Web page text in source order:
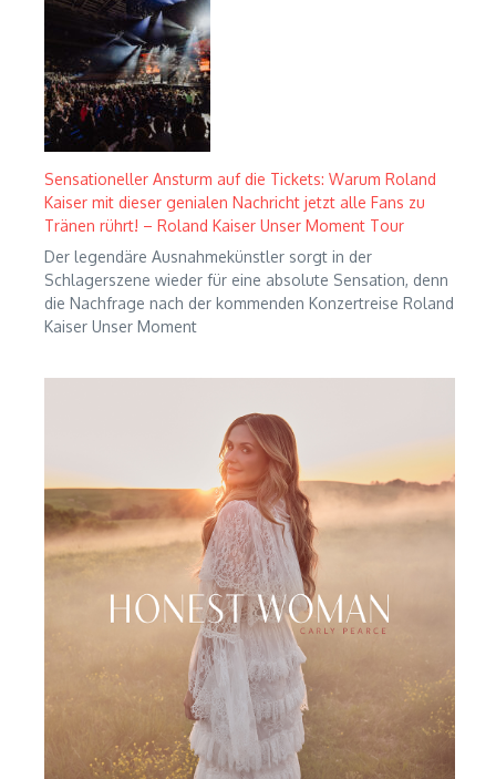
Sensationeller Ansturm auf die Tickets: Warum Roland
Kaiser mit dieser genialen Nachricht jetzt alle Fans zu
Tränen rührt! – Roland Kaiser Unser Moment Tour
Der legendäre Ausnahmekünstler sorgt in der
Schlagerszene wieder für eine absolute Sensation, denn
die Nachfrage nach der kommenden Konzertreise Roland
Kaiser Unser Moment